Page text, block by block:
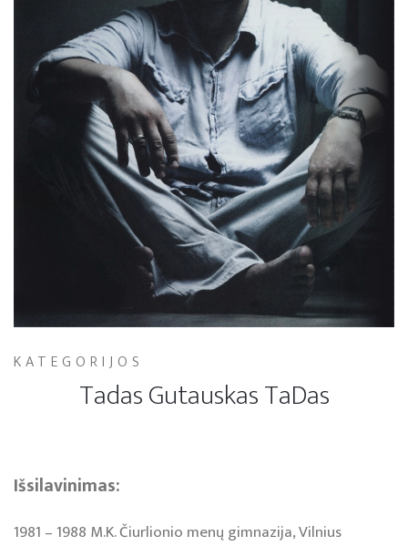
KATEGORIJOS
Tadas Gutauskas TaDas
Iš­si­la­vi­ni­mas:
1981 – 1988 M.K. Čiur­lio­nio me­nų gim­na­zi­ja, Vil­nius